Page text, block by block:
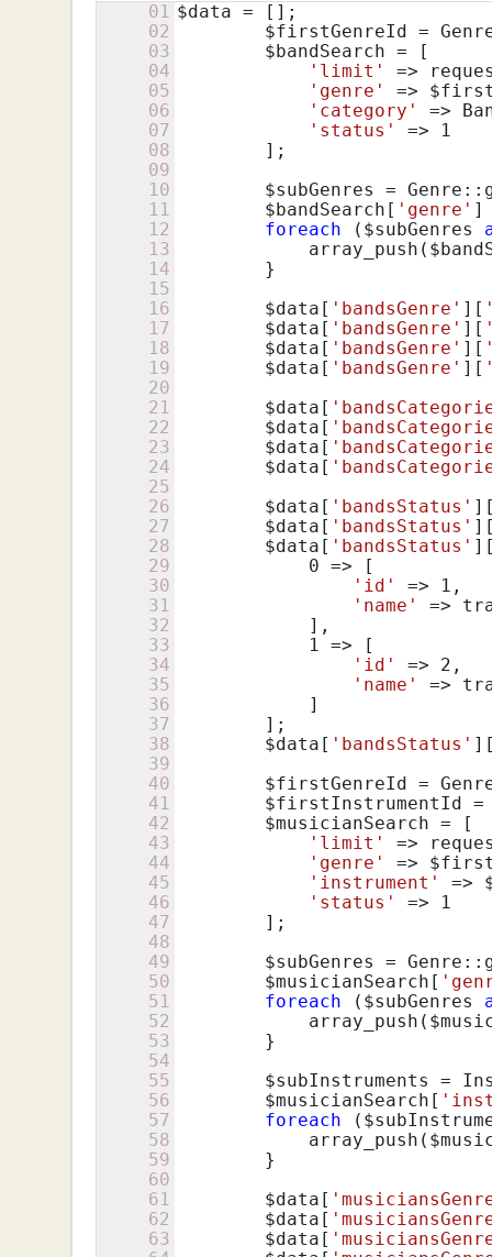
01
02
03
04
05
06
07
08
09
10
11
12
13
14
15
16
17
18
19
20
21
22
23
24
25
26
27
28
29
30
31
32
33
34
35
36
37
38
39
40
41
42
43
44
45
46
47
48
49
50
51
52
53
54
55
56
57
58
59
60
61
62
63
$data = [];
$firstGenreId
=
$bandSearch = [
'limit'
=>
'genre'
=>
'category'
=>
'status'
=>
1
        ];
$subGenres
=
$bandSearch [ 'genre' ]
foreach ( $subGenres
            array_push(
        }
$data [ 'bandsGenre' ][
$data [ 'bandsGenre' ][
$data [ 'bandsGenre' ][
$data [ 'bandsGenre' ][
$data [
$data [
$data [
$data [
$data [ 'bandsStatus'
$data [ 'bandsStatus'
$data [ 'bandsStatus'
0 => [
'id'
=> 1 ,
'name'
=>
            ],
1 => [
'id'
=> 2 ,
'name'
=>
            ]
        ];
$data [ 'bandsStatus'
$firstGenreId
=
$firstInstrumentId
=
$musicianSearch = [
'limit'
=>
'genre'
=>
'instrument'
=>
'status'
=>
1
        ];
$subGenres
=
$musicianSearch [
foreach ( $subGenres
            array_push(
        }
$subInstruments
=
$musicianSearch [
foreach (
            array_push(
        }
$data [
$data [
$data [